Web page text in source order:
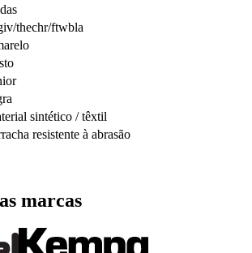
thechr/ftwbla
sintético / têxtil
resistente à abrasão
marcas